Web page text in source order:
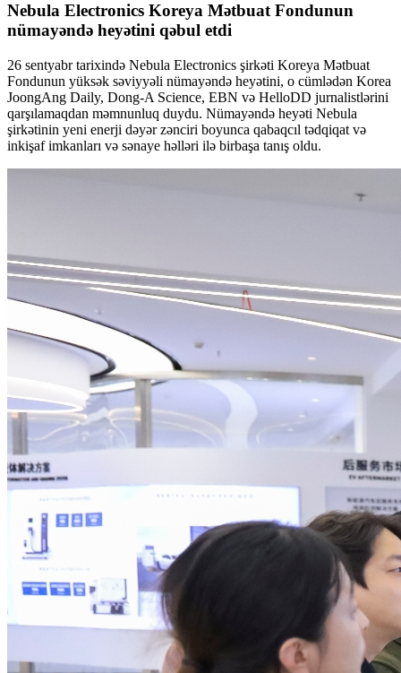
Nebula Electronics Koreya Mətbuat Fondunun
nümayəndə heyətini qəbul etdi
26 sentyabr tarixində Nebula Electronics şirkəti Koreya Mətbuat
Fondunun yüksək səviyyəli nümayəndə heyətini, o cümlədən Korea
JoongAng Daily, Dong-A Science, EBN və HelloDD jurnalistlərini
qarşılamaqdan məmnunluq duydu. Nümayəndə heyəti Nebula
şirkətinin yeni enerji dəyər zənciri boyunca qabaqcıl tədqiqat və
inkişaf imkanları və sənaye həlləri ilə birbaşa tanış oldu.